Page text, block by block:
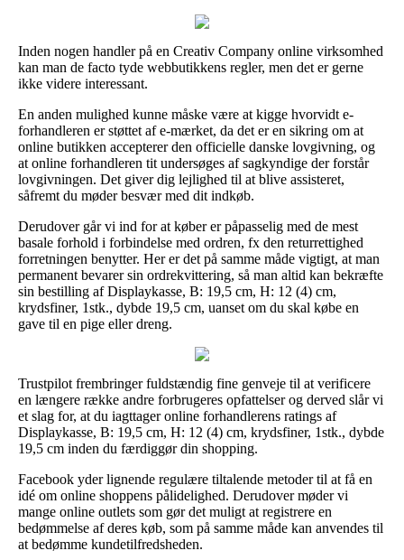
Inden nogen handler på en Creativ Company online virksomhed
kan man de facto tyde webbutikkens regler, men det er gerne
ikke videre interessant.
En anden mulighed kunne måske være at kigge hvorvidt e-
forhandleren er støttet af e-mærket, da det er en sikring om at
online butikken accepterer den officielle danske lovgivning, og
at online forhandleren tit undersøges af sagkyndige der forstår
lovgivningen. Det giver dig lejlighed til at blive assisteret,
såfremt du møder besvær med dit indkøb.
Derudover går vi ind for at køber er påpasselig med de mest
basale forhold i forbindelse med ordren, fx den returrettighed
forretningen benytter. Her er det på samme måde vigtigt, at man
permanent bevarer sin ordrekvittering, så man altid kan bekræfte
sin bestilling af Displaykasse, B: 19,5 cm, H: 12 (4) cm,
krydsfiner, 1stk., dybde 19,5 cm, uanset om du skal købe en
gave til en pige eller dreng.
Trustpilot frembringer fuldstændig fine genveje til at verificere
en længere række andre forbrugeres opfattelser og derved slår vi
et slag for, at du iagttager online forhandlerens ratings af
Displaykasse, B: 19,5 cm, H: 12 (4) cm, krydsfiner, 1stk., dybde
19,5 cm inden du færdiggør din shopping.
Facebook yder lignende regulære tiltalende metoder til at få en
idé om online shoppens pålidelighed. Derudover møder vi
mange online outlets som gør det muligt at registrere en
bedømmelse af deres køb, som på samme måde kan anvendes til
at bedømme kundetilfredsheden.